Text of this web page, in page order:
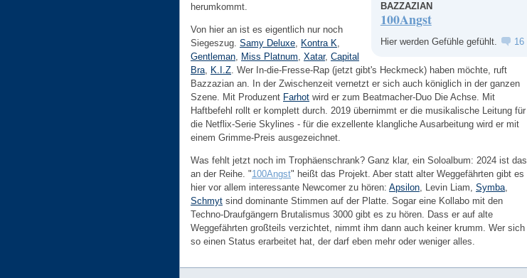
BAZZAZIAN
100Angst
Hier werden Gefühle gefühlt. 16
herumkommt.
Von hier an ist es eigentlich nur noch
Siegeszug. Samy Deluxe Kontra K
Gentleman
Miss Platnum Xatar, Capital
Bra
K.I.Z . Wer In-die-Fresse-Rap (jetzt gibt's Heckmeck) haben möchte, ruft
Bazzazian an. In der Zwischenzeit vernetzt er sich auch königlich in der ganzen
Szene. Mit Produzent Farhot wird er zum Beatmacher-Duo Die Achse. Mit
Haftbefehl rollt er komplett durch. 2019 übernimmt er die musikalische Leitung für
die Netflix-Serie Skylines - für die exzellente klangliche Ausarbeitung wird er mit
einem Grimme-Preis ausgezeichnet.
Was fehlt jetzt noch im Trophäenschrank? Ganz klar, ein Soloalbum: 2024 ist das
an der Reihe. "100Angst" heißt das Projekt. Aber statt alter Weggefährten gibt es
hier vor allem interessante Newcomer zu hören: Apsilon , Levin Liam, Symba
Schmyt sind dominante Stimmen auf der Platte. Sogar eine Kollabo mit den
Techno-Draufgängern Brutalismus 3000 gibt es zu hören. Dass er auf alte
Weggefährten großteils verzichtet, nimmt ihm dann auch keiner krumm. Wer sich
so einen Status erarbeitet hat, der darf eben mehr oder weniger alles.